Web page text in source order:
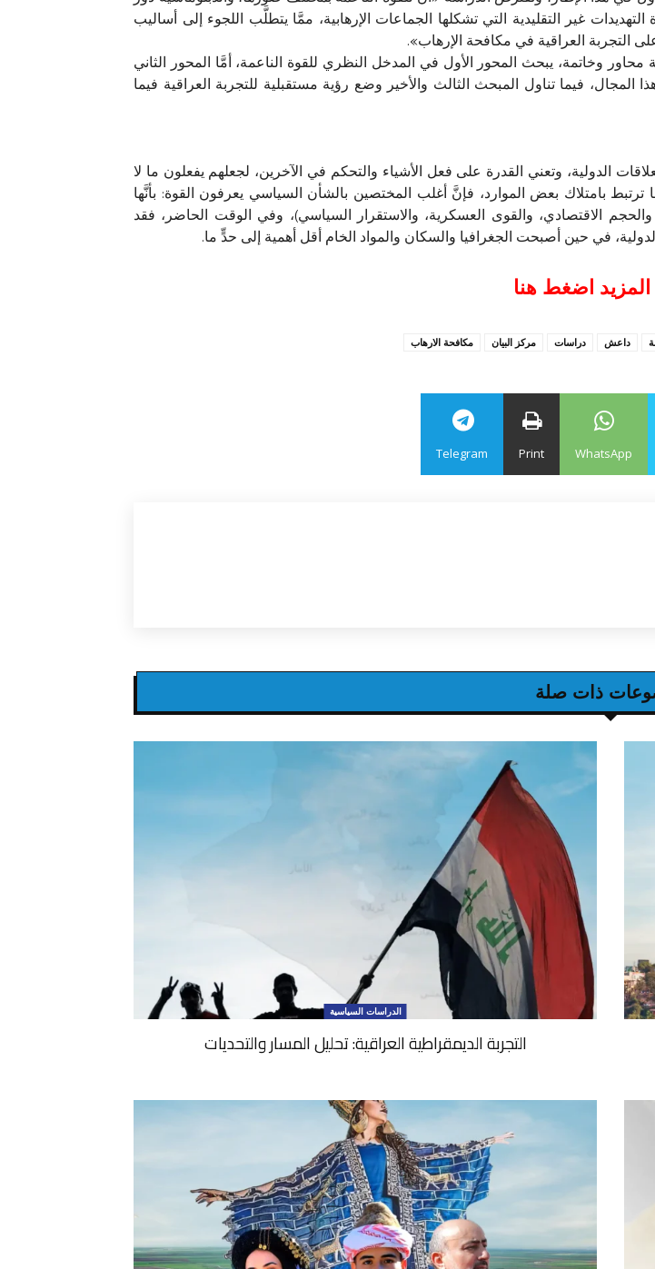
غير التقليدية التي تشكلها الجماعات الإرهابية، ممَّا يتطلَّب اللجوء إلى أساليب
التجربة العراقية في مكافحة الإرهاب».
وخاتمة، يبحث المحور الأول في المدخل النظري للقوة الناعمة، أمَّا المحور الثاني
فيما تناول المبحث الثالث والأخير وضع رؤية مستقبلية للتجربة العراقية فيما
الدولية، وتعني القدرة على فعل الأشياء والتحكم في الآخرين، لجعلهم يفعلون ما لا
ترتبط بامتلاك بعض الموارد، فإنَّ أغلب المختصين بالشأن السياسي يعرفون القوة: بأنَّها
والحجم الاقتصادي، والقوى العسكرية، والاستقرار السياسي)، وفي الوقت الحاضر، فقد
في حين أصبحت الجغرافيا والسكان والمواد الخام أقل أهمية إلى حدٍّ ما.
المزيد اضغط هنا
داعش دراسات مركز البيان مكافحة الارهاب
WhatsApp
Print
Telegram
ذات صلة
الدراسات السياسية
التجربة الديمقراطية العراقية: تحليل المسار والتحديات